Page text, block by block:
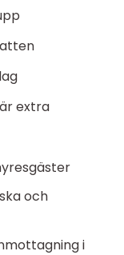
extra
och
i